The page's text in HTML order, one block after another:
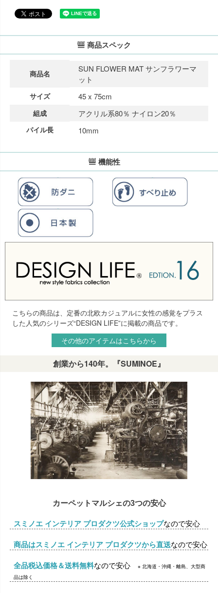
商品スペック
商品名
SUN FLOWER MAT サンフラワーマ
ット
サイズ 45 x 75cm
組成 アクリル系80％ ナイロン20％
パイル長 10mm
機能性
こちらの商品は、定番の北欧カジュアルに女性の感覚をプラス
した人気のシリーズ“DESIGN LIFE”に掲載の商品です。
その他のアイテムはこちらから
創業から140年。『SUMINOE』
カーペットマルシェの3つの安心
スミノエ インテリア プロダクツ公式ショップなので安心
商品はスミノエ インテリア プロダクツから直送なので安心
全品税込価格＆送料無料なので安心
※ 北海道・沖縄・離島、大型商
品は除く